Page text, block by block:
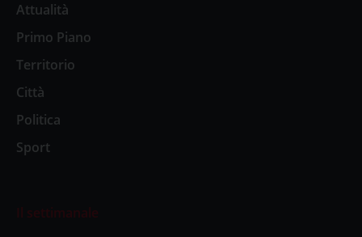
Attualità
Primo Piano
Territorio
Città
Politica
Sport
Il settimanale